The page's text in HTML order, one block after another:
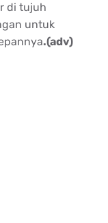
di tujuh
untuk
.(adv)